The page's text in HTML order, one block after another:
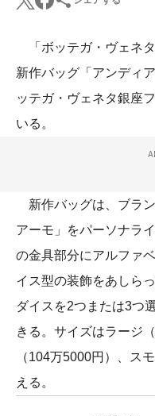
「ボッテガ・ヴェネタ
新作バッグ「アンディ
ッテガ・ヴェネタ銀座
いる。
新作バッグは、ブラ
アーモ」をパーソナラ
の金具部分にアルファ
イス型の装飾をあしら
ダイスを2つまたは3つ
きる。サイズはラージ
（104万5000円）、ス
える。